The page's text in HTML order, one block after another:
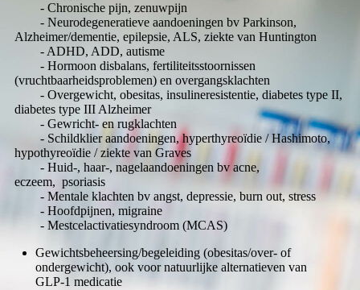
- Chronische pijn, zenuwpijn
- Neurodegeneratieve aandoeningen bv Parkinson,
Alzheimer/dementie, epilepsie, ALS, ziekte van Huntington
- ADHD, ADD, autisme
- Hormoon disbalans, fertiliteitsstoornissen
(vruchtbaarheidsproblemen) en overgangsklachten
- Overgewicht, obesitas, insulineresistentie, diabetes type II,
diabetes type III Alzheimer
- Gewricht- en rugklachten
- Schildklier aandoeningen, hyperthyreoïdie / Hashimoto,
hypothyreoïdie / ziekte van Graves
- Huid-, haar-, nagelaandoeningen bv acne,
eczeem, psoriasis
- Mentale klachten bv angst, depressie, burn out, stress
- Hoofdpijnen, migraine
- Mestcelactivatiesyndroom (MCAS)
Gewichtsbeheersing/begeleiding (obesitas/over- of
ondergewicht), ook voor natuurlijke alternatieven van
GLP-1 medicatie